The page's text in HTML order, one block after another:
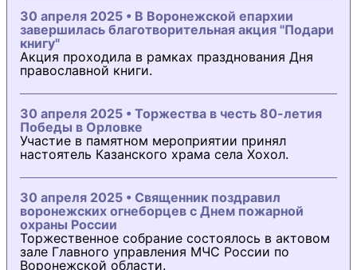
30 апреля 2025 • В Воронежской епархии
завершилась благотворительная акция "Подари
книгу"
Акция проходила в рамках празднования Дня
православной книги.
30 апреля 2025 • Торжества в честь 80-летия
Победы в Орловке
Участие в памятном мероприятии принял
настоятель Казанского храма села Хохол.
30 апреля 2025 • Священник поздравил
воронежских огнеборцев с Днем пожарной
охраны России
Торжественное собрание состоялось в актовом
зале Главного управления МЧС России по
Воронежской области.